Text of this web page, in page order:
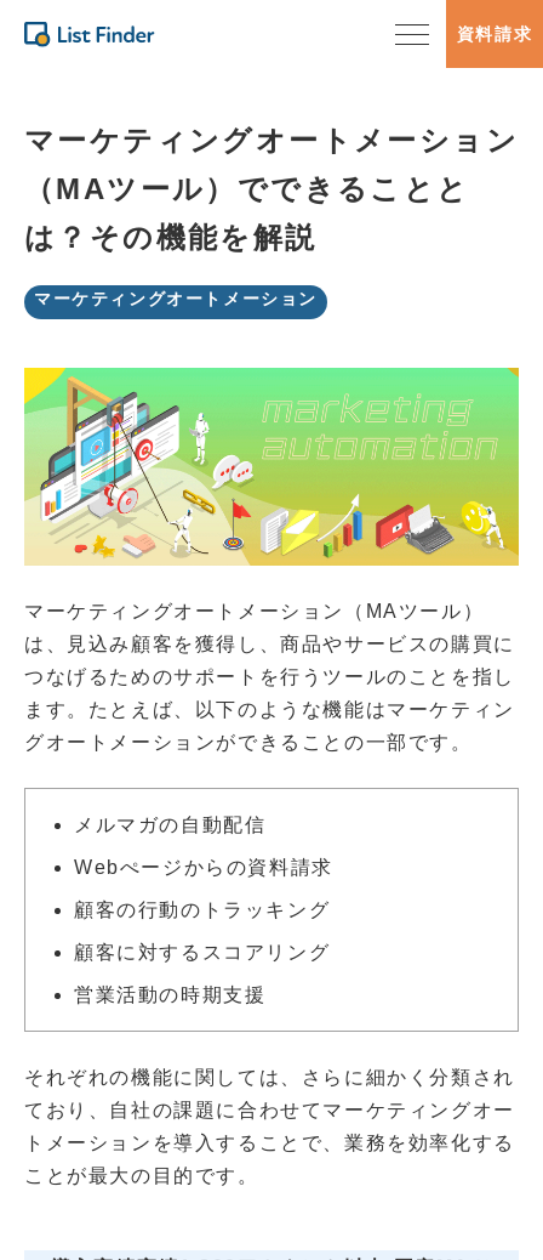
資料請求
マーケティングオートメーション
（MAツール）でできることと
は？その機能を解説
マーケティングオートメーション
マーケティングオートメーション（MAツール）
は、見込み顧客を獲得し、商品やサービスの購買に
つなげるためのサポートを行うツールのことを指し
ます。たとえば、以下のような機能はマーケティン
グオートメーションができることの一部です。
メルマガの自動配信
Webぺージからの資料請求
顧客の行動のトラッキング
顧客に対するスコアリング
営業活動の時期支援
それぞれの機能に関しては、さらに細かく分類され
ており、自社の課題に合わせてマーケティングオー
トメーションを導入することで、業務を効率化する
ことが最大の目的です。